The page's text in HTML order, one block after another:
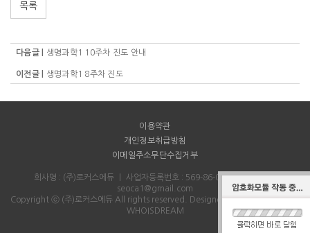
목록
다음글 | 생명과학1 10주차 진도 안내
이전글 | 생명과학1 8주차 진도
이용약관
개인정보취급방침
이메일주소무단수집거부
회사명 : (주)로커스에듀｜ 사업자등록번호 : 569-86-00712｜Email :
seoca1@gmail.com
Copyright ⓒ (주)로커스에듀 All rights reserved.
Designed & Programmed by
WHOISDREAM